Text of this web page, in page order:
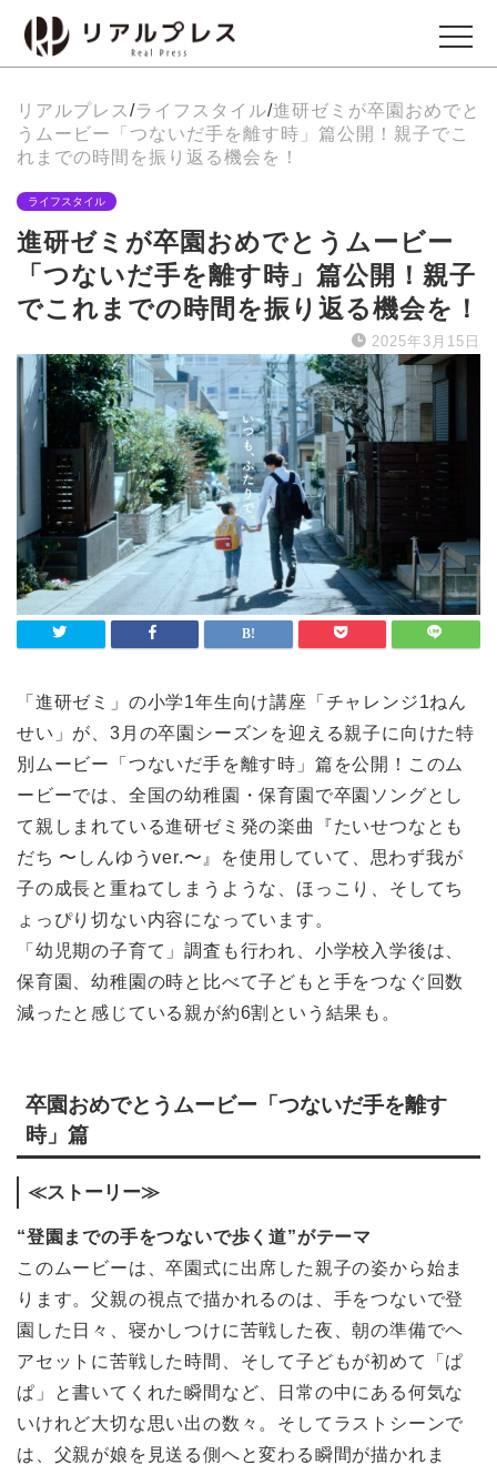
ビジネス
Business
エンタメ
Entertainment
イベント
Events
グルメ
Gourmet
ライフスタイル
Lifestyle
リアルプレス /ライフスタイル/進研ゼミが卒園おめでと
うムービー「つないだ手を離す時」篇公開！親子でこ
れまでの時間を振り返る機会を！
ライフスタイル
進研ゼミが卒園おめでとうムービー
「つないだ手を離す時」篇公開！親子
でこれまでの時間を振り返る機会を！
2025年3月15日
「進研ゼミ」の小学1年生向け講座「チャレンジ1ねん
せい」が、3月の卒園シーズンを迎える親子に向けた特
別ムービー「つないだ手を離す時」篇を公開！このム
ービーでは、全国の幼稚園・保育園で卒園ソングとし
て親しまれている進研ゼミ発の楽曲『たいせつなとも
だち 〜しんゆうver.〜』を使用していて、思わず我が
子の成長と重ねてしまうような、ほっこり、そしてち
ょっぴり切ない内容になっています。
「幼児期の子育て」調査も行われ、小学校入学後は、
保育園、幼稚園の時と比べて子どもと手をつなぐ回数
減ったと感じている親が約6割という結果も。
卒園おめでとうムービー「つないだ手を離す
時」篇
≪ストーリー≫
“登園までの手をつないで歩く道”がテーマ
このムービーは、卒園式に出席した親子の姿から始ま
ります。父親の視点で描かれるのは、手をつないで登
園した日々、寝かしつけに苦戦した夜、朝の準備でヘ
アセットに苦戦した時間、そして子どもが初めて「ぱ
ぱ」と書いてくれた瞬間など、日常の中にある何気な
いけれど大切な思い出の数々。そしてラストシーンで
は、父親が娘を見送る側へと変わる瞬間が描かれま